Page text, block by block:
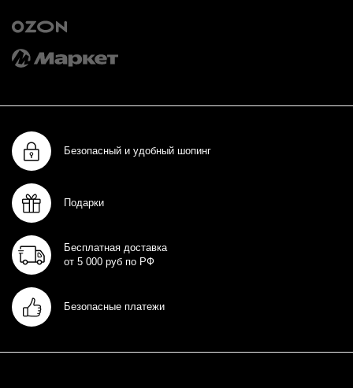
Безопасный и удобный шопинг
Подарки
Бесплатная доставка
от 5 000 руб по РФ
Безопасные платежи